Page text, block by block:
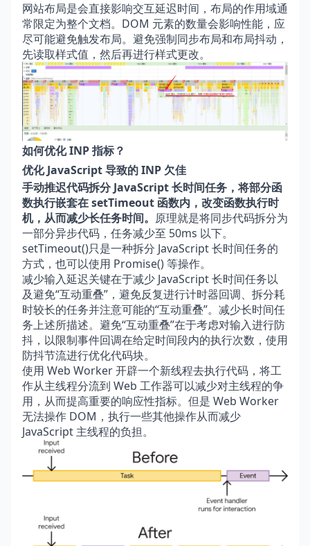
网站布局是会直接影响交互延迟时间，布局的作用域通
常限定为整个文档。DOM 元素的数量会影响性能，应
尽可能避免触发布局。避免强制同步布局和布局抖动，
先读取样式值，然后再进行样式更改。
如何优化 INP 指标？
优化 JavaScript 导致的 INP 欠佳
手动推迟代码拆分 JavaScript 长时间任务，将部分函
数执行嵌套在 setTimeout 函数内，改变函数执行时
机，从而减少长任务时间。 原理就是将同步代码拆分为
一部分异步代码，任务减少至 50ms 以下。
setTimeout()只是一种拆分 JavaScript 长时间任务的
方式，也可以使用 Promise() 等操作。
减少输入延迟关键在于减少 JavaScript 长时间任务以
及避免“互动重叠”，避免反复进行计时器回调、拆分耗
时较长的任务并注意可能的“互动重叠”。减少长时间任
务上述所描述。避免“互动重叠”在于考虑对输入进行防
抖，以限制事件回调在给定时间段内的执行次数，使用
防抖节流进行优化代码块。
使用 Web Worker 开辟一个新线程去执行代码，将工
作从主线程分流到 Web 工作器可以减少对主线程的争
用，从而提高重要的响应性指标。但是 Web Worker
无法操作 DOM，执行一些其他操作从而减少
JavaScript 主线程的负担。